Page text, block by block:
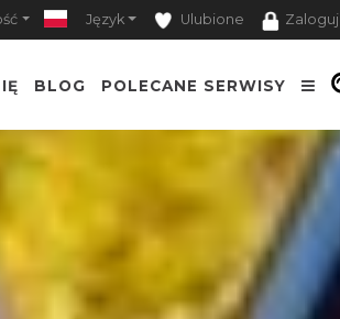
Język Ulubione Zaloguj
BLOG POLECANE SERWISY